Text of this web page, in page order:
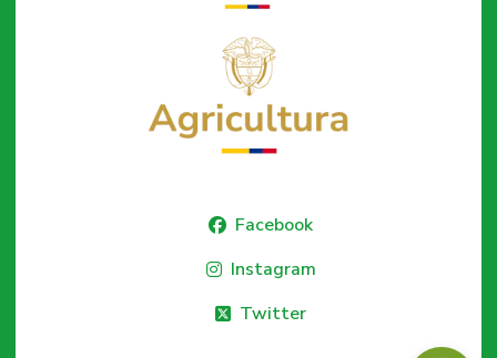
Facebook
Instagram
Twitter